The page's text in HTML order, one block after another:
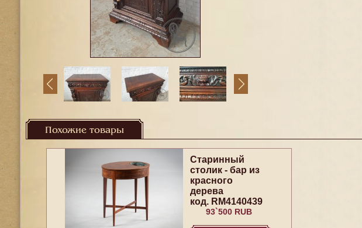
Похожие товары
Старинный
столик - бар из
красного
дерева
код. RM4140439
93`500 RUB